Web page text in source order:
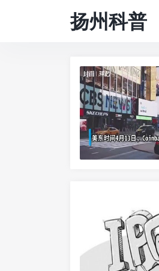
扬州科普